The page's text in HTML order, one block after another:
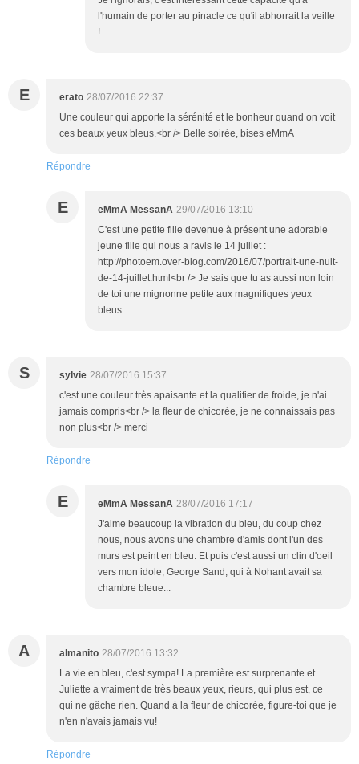
l'humain de porter au pinacle ce qu'il abhorrait la veille
!
E erato 28/07/2016 22:37
Une couleur qui apporte la sérénité et le bonheur quand on voit
ces beaux yeux bleus.<br /> Belle soirée, bises eMmA
Répondre
E eMmA MessanA 29/07/2016 13:10
C'est une petite fille devenue à présent une adorable
jeune fille qui nous a ravis le 14 juillet :
http://photoem.over-blog.com/2016/07/portrait-une-nuit-
de-14-juillet.html<br /> Je sais que tu as aussi non loin
de toi une mignonne petite aux magnifiques yeux
bleus...
S sylvie 28/07/2016 15:37
c'est une couleur très apaisante et la qualifier de froide, je n'ai
jamais compris<br /> la fleur de chicorée, je ne connaissais pas
non plus<br /> merci
Répondre
E eMmA MessanA 28/07/2016 17:17
J'aime beaucoup la vibration du bleu, du coup chez
nous, nous avons une chambre d'amis dont l'un des
murs est peint en bleu. Et puis c'est aussi un clin d'oeil
vers mon idole, George Sand, qui à Nohant avait sa
chambre bleue...
A almanito 28/07/2016 13:32
La vie en bleu, c'est sympa! La première est surprenante et
Juliette a vraiment de très beaux yeux, rieurs, qui plus est, ce
qui ne gâche rien. Quand à la fleur de chicorée, figure-toi que je
n'en n'avais jamais vu!
Répondre